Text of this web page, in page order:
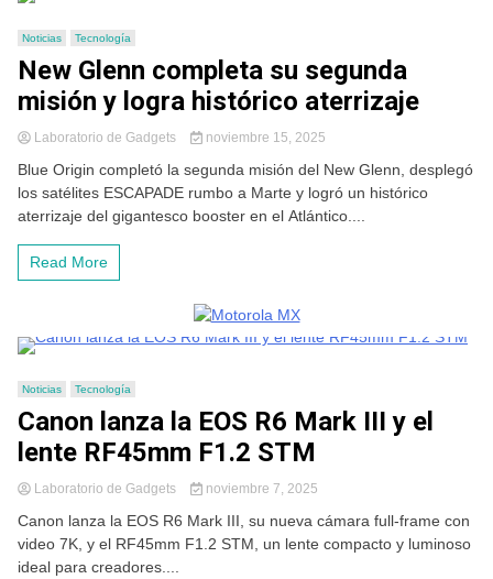
Noticias Tecnología
New Glenn completa su segunda
misión y logra histórico aterrizaje
Laboratorio de Gadgets noviembre 15, 2025
Blue Origin completó la segunda misión del New Glenn, desplegó
los satélites ESCAPADE rumbo a Marte y logró un histórico
aterrizaje del gigantesco booster en el Atlántico....
Read More
Noticias Tecnología
Canon lanza la EOS R6 Mark III y el
lente RF45mm F1.2 STM
Laboratorio de Gadgets noviembre 7, 2025
Canon lanza la EOS R6 Mark III, su nueva cámara full-frame con
video 7K, y el RF45mm F1.2 STM, un lente compacto y luminoso
ideal para creadores....